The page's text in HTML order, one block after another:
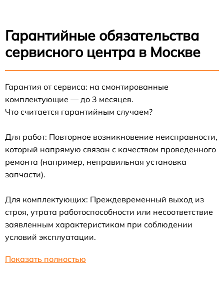
Гарантийные обязательства
сервисного центра в Москве
Гарантия от сервиса: на смонтированные
комплектующие — до 3 месяцев.
Что считается гарантийным случаем?
Для работ: Повторное возникновение неисправности,
который напрямую связан с качеством проведенного
ремонта (например, неправильная установка
запчасти).
Для комплектующих: Преждевременный выход из
строя, утрата работоспособности или несоответствие
заявленным характеристикам при соблюдении
условий эксплуатации.
Показать полностью